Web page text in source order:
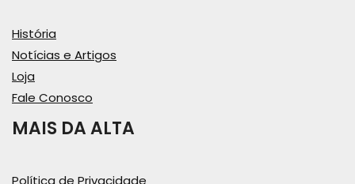
História
Notícias e Artigos
Loja
Fale Conosco
MAIS DA ALTA
Política de Privacidade